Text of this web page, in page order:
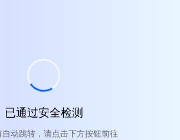
已通过安全检测
动跳转，请点击下方按钮前往